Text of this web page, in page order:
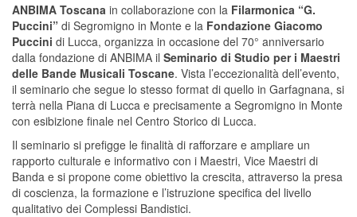
ANBIMA Toscana in collaborazione con la Filarmonica “G.
Puccini” di Segromigno in Monte e la Fondazione Giacomo
Puccini di Lucca, organizza in occasione del 70° anniversario
dalla fondazione di ANBIMA il Seminario di Studio per i Maestri
delle Bande Musicali Toscane. Vista l’eccezionalità dell’evento,
il seminario che segue lo stesso format di quello in Garfagnana, si
terrà nella Piana di Lucca e precisamente a Segromigno in Monte
con esibizione finale nel Centro Storico di Lucca.
Il seminario si prefigge le finalità di rafforzare e ampliare un
rapporto culturale e informativo con i Maestri, Vice Maestri di
Banda e si propone come obiettivo la crescita, attraverso la presa
di coscienza, la formazione e l’istruzione specifica del livello
qualitativo dei Complessi Bandistici.